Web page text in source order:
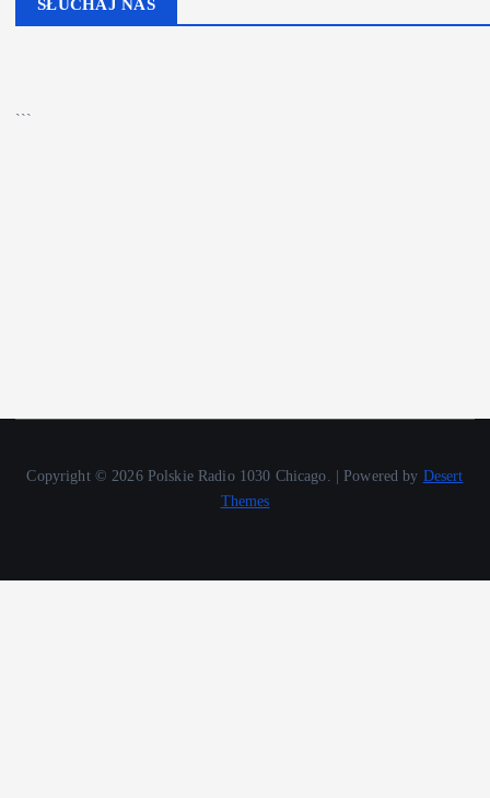
SŁUCHAJ NAS
```
Copyright © 2026 Polskie Radio 1030 Chicago. | Powered by Desert
Themes